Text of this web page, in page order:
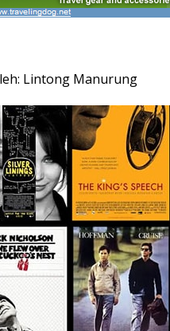
Lintong Manurung